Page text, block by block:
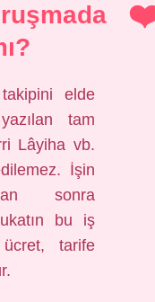
elde
tam
Lâyiha vb.
İşin
sonra
bu iş
tarife